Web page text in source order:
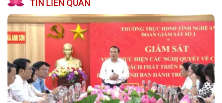
TIN LIÊN QUAN